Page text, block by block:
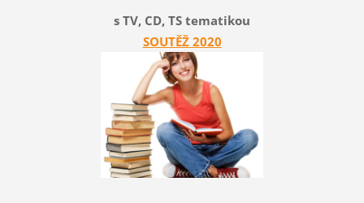
s TV, CD, TS tematikou
SOUTĚŽ 2020